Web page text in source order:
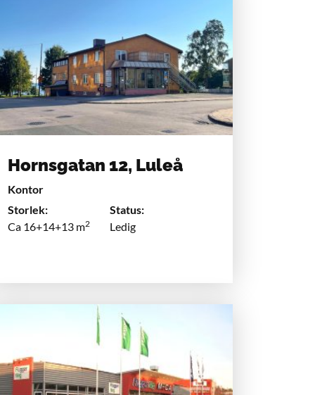
Hornsgatan 12, Luleå
Kontor
Storlek:
Status:
Ca 16+14+13 m2 Ledig